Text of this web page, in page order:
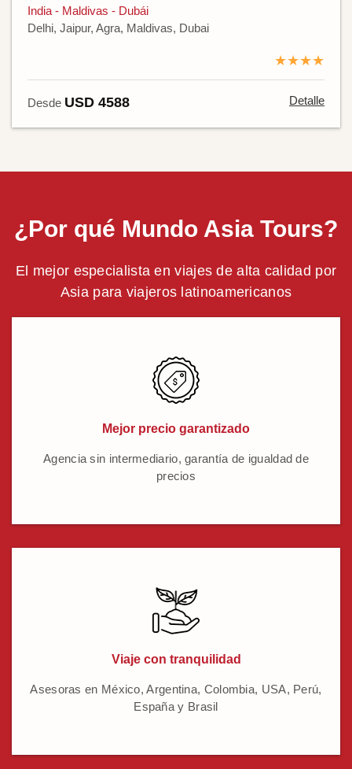
India - Maldivas - Dubái
Delhi, Jaipur, Agra, Maldivas, Dubai
★★★★
Desde USD 4588 Detalle
¿Por qué Mundo Asia Tours?
El mejor especialista en viajes de alta calidad por
Asia para viajeros latinoamericanos
Mejor precio garantizado
Agencia sin intermediario, garantía de igualdad de
precios
Viaje con tranquilidad
Asesoras en México, Argentina, Colombia, USA, Perú,
España y Brasil